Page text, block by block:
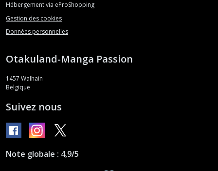
Hébergement via eProShopping
Gestion des cookies
Données personnelles
Otakuland-Manga Passion
1457 Walhain
Belgique
Suivez nous
Note globale : 4,9/5